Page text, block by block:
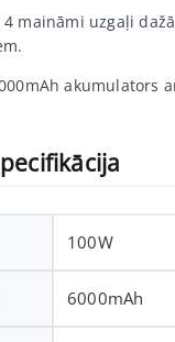
4 maināmi uzgaļi
akumulators
100W
6000mAh